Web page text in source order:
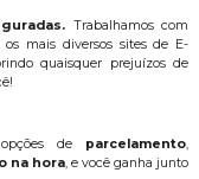
Trabalhamos com
os mais diversos sites de E-
quaisquer prejuízos de
de parcelamento,
na hora, e você ganha junto